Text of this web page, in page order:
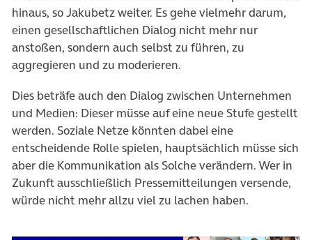
hinaus, so Jakubetz weiter. Es gehe vielmehr darum,
einen gesellschaftlichen Dialog nicht mehr nur
anstoßen, sondern auch selbst zu führen, zu
aggregieren und zu moderieren.
Dies beträfe auch den Dialog zwischen Unternehmen
und Medien: Dieser müsse auf eine neue Stufe gestellt
werden. Soziale Netze könnten dabei eine
entscheidende Rolle spielen, hauptsächlich müsse sich
aber die Kommunikation als Solche verändern. Wer in
Zukunft ausschließlich Pressemitteilungen versende,
würde nicht mehr allzu viel zu lachen haben.